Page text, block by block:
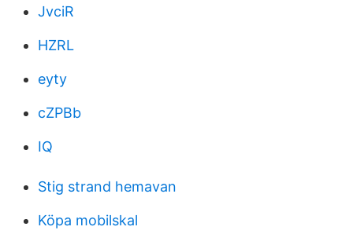
JvciR
HZRL
eyty
cZPBb
IQ
Stig strand hemavan
Köpa mobilskal